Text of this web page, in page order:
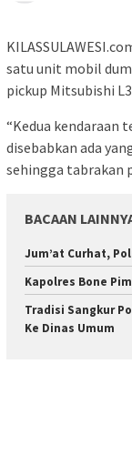
satu unit mobil
pickup Mitsubishi
“Kedua kendaraan
disebabkan ada
sehingga tabrakan
BACAAN
Jum’at Curhat,
Kapolres Bone
Tradisi Sangkur
Ke Dinas Umum